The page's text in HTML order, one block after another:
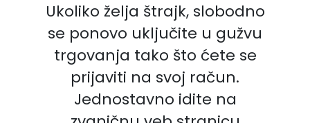
Ukoliko želja štrajk, slobodno
se ponovo uključite u gužvu
trgovanja tako što ćete se
prijaviti na svoj račun.
Jednostavno idite na